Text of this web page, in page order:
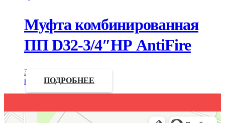
Муфта комбинированная
ПП D32-3/4″НР AntiFire
Запросить
цену
ПОДРОБНЕЕ